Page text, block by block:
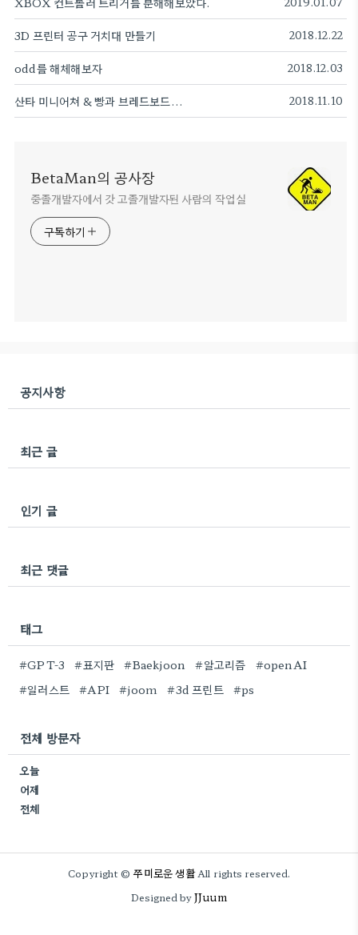
3D 프린터 공구 거치대 만들기 2018.12.22
odd를 해체해보자 2018.12.03
산타 미니어쳐 & 빵과 브레드보드... 2018.11.10
BetaMan의 공사장
중졸개발자에서 갓 고졸개발자된 사람의 작업실
구독하기
공지사항
최근 글
인기 글
최근 댓글
태그
#GPT-3 #표지판 #Baekjoon #알고리즘
#openAI
#일러스트
#API #joom #3d 프린트 #ps
전체 방문자
오늘
어제
전체
Copyright ©쭈미로운 생활All rights reserved.
Designed byJJuum